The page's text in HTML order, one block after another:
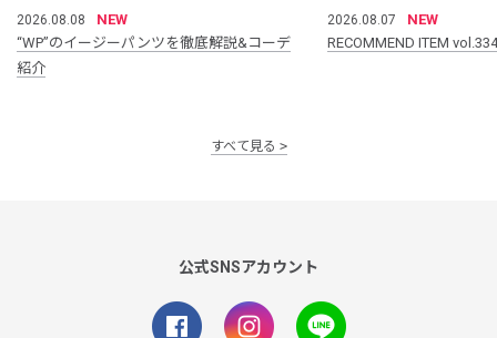
2026.08.08
NEW
“WP”のイージーパンツを徹底解説&コーデ
紹介
2026.08.07
NEW
RECOMMEND ITEM vol.334
すべて見る
公式SNSアカウント